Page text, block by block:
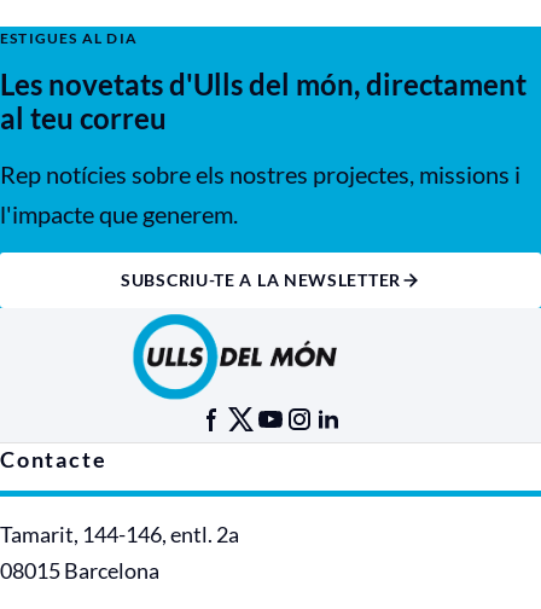
ESTIGUES AL DIA
Les novetats d'Ulls del món, directament
al teu correu
Rep notícies sobre els nostres projectes, missions i
l'impacte que generem.
SUBSCRIU-TE A LA NEWSLETTER
Contacte
Tamarit, 144-146, entl. 2a
08015 Barcelona